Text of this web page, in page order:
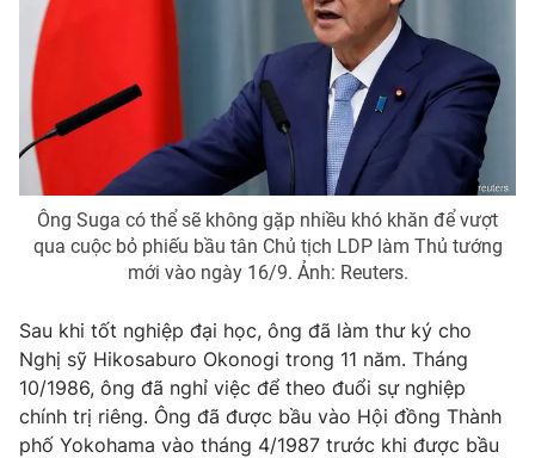
Liên hệ quảng cáo:
® Cấm sao chép dưới mọi hình thức nếu không có sự chấp
thuận bằng văn bản. Ghi rõ nguồn VTV.vn khi phát hành lại
thông tin từ website này.
Ông Suga có thể sẽ không gặp nhiều khó khăn để vượt
qua cuộc bỏ phiếu bầu tân Chủ tịch LDP làm Thủ tướng
mới vào ngày 16/9. Ảnh: Reuters.
Sau khi tốt nghiệp đại học, ông đã làm thư ký cho
Nghị sỹ Hikosaburo Okonogi trong 11 năm. Tháng
10/1986, ông đã nghỉ việc để theo đuổi sự nghiệp
chính trị riêng. Ông đã được bầu vào Hội đồng Thành
phố Yokohama vào tháng 4/1987 trước khi được bầu